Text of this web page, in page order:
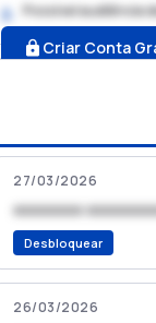
2. Possível audiência
Criar Conta
27/03/2026
xxxxxxxx
Desbloquear
26/03/2026